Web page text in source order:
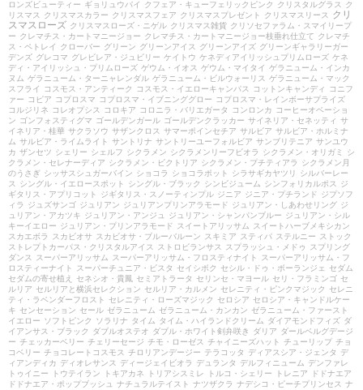
ロンズビューティー ギョリュウバイ クフェア・キューフェリックピンク クリスタルグラス
ク
リスマス
クリスマスカラー クリスマスフェア クリスマスプレゼント クリスマスリース
クリ
スマスローズ クリスマスローズ・ニゲル クリスマス雑貨 クリソセファラム・スマイリープ
ー クレマチス・カートマニージョー クレマチス・カートマニージョー枝垂れ仕立て クレマチ
ス・ペトレイ
クローバー グリーン グリーンアイス グリーンアイズ グリーンギャラリーガー
デンズ グレコマ グレビレア・ジュビリー ケイトウ ケネディアイリッシュプリムローズ ケネ
ディ・アイリッシュ・プリムローズ ゲウム・イオス ゲウム・マイタイ ゲラニューム・インカ
ヌム ゲラニューム・ターニャレンダル ゲラニューム・ビルウォーリス ゲラニューム・マック
スフライ
コスモス・アンティーク コスモス・イエローキャンパス コットンキャンディ
コニフ
ァー
コピア コプロスマ コプロスマ・イブニンググロー
コプロスマ・レインボーサプライズ
コルジリネ
コレオプシス コロキア コロニラ・バリエガータ コンロンカ
コーヒーオベーショ
ン ゴンフォスティグマ ゴールデンガール ゴールデンクラッカー サイネリア・セネッティ サ
イネリア・桂華 サクラソウ サザンクロス サマーポインセチア サルビア サルビア・ホルミナ
ム サルビア・ライムライト サントリナ サントリーユーフォルビア サンブリテニア サンユウ
カ ザンセツ シェリー シェルフ シクラメン シクラメンリーフビオラ シクラメン・オリガミ
シ
クラメン・セレナーディア シクラメン・ビクトリア シクラメン・プチティアラ
シクラメン月
のうさぎ シッサスシュガーバイン ショコラ ショコラポット シラサギカヤツリ
シルバーレー
ス
シングル・イエロースポット シングル・ブラック シンビジューム シンフォリカルポス
ジ
ギタリス・アプリコット
ジギタリス・スノーティンプル ジニア ジニア・プチランド ジプソフ
ィラ
ジュズサンゴ ジュリアン ジュリアンプリンアラモード ジュリアン・しあわせリング ジ
ュリアン・アカツキ ジュリアン・アンジュ ジュリアン・シャンパンブルー ジュリアン・シル
キーイエロー ジュリアン・プリンアラモード スイートアリッサム
スイートハーブメキシカン
スカエボラ
スカビオサ スカビオサ・ブルーバルーン スキミア スティパ ステルニー
ストック
ストレプトカーパス・クリスタルアイス
ストロビランサス スプラッシュ・メドゥ
スプリング
ダンス
スーパーアリッサム スーパーアリッサム・フロスティナイト
スーパーアリッサム・フ
ロスティーナイト
スーパーチュニア・ビスタ セイシボク セシル・ドゥ・ボーランジェ
セダム
セダムの寄せ植え
セネシオ・貴鳳 セミアトラータ セリンセ・マヨール セリ・フラミンゴ セ
ルリア セルリアと横浜セレクション セルリア・カルメン セレニティ・ピンクマジック
セレニ
ティ・ラベンダーフロスト
セレニティ・ローズマジック セロシア セロシア・キャンドルケー
キ センセーション セール ゼラニューム ゼラニューム・カンカン ゼラニューム・ファースト
イエロー ソフトピンク ソラリナ タイム タイム・ハイランドクリーム ダイアモンドフィズ ダ
イアンサス・ブラック
ダブルオステオ ダブル・ホワイト剣弁咲き ダリア ダールベルグデージ
ー チェッカーベリー チェリーセージ チモ・ローゼス チャイニーズハット チューリップ チョ
コベリー チョコレートコスモス チロリアンデージー テラコッタ ディアスシア・ジェンタ
デ
ィアンディカ ディオレサンス ディージェイビオラ デュランタ デルフィニューム デンファレ
トゥイニー
トウテイラン トキアカネ トリアシスミレ トルコ・シェリー トレニア
ドドナエア
ドドナエア・ポップブッシュ
ナチュラルテイスト ナツザクラ ナデシコ・ピーチプリンセス ナ